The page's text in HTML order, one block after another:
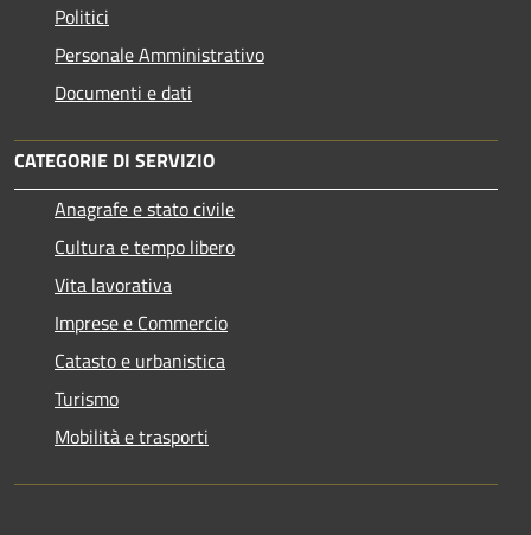
Politici
Personale Amministrativo
Documenti e dati
CATEGORIE DI SERVIZIO
Anagrafe e stato civile
Cultura e tempo libero
Vita lavorativa
Imprese e Commercio
Catasto e urbanistica
Turismo
Mobilità e trasporti